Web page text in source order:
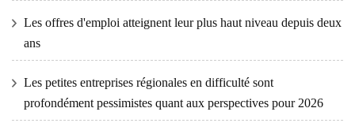
Les offres d'emploi atteignent leur plus haut niveau depuis deux
ans
Les petites entreprises régionales en difficulté sont
profondément pessimistes quant aux perspectives pour 2026